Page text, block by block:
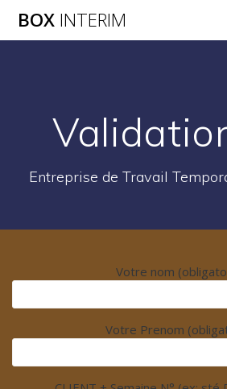
contenu
BOX INTERIM
Entreprise de Travail
Votre nom
Votre Prenom